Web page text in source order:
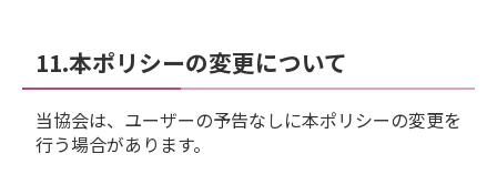
11.本ポリシーの変更について
当協会は、ユーザーの予告なしに本ポリシーの変更を
行う場合があります。